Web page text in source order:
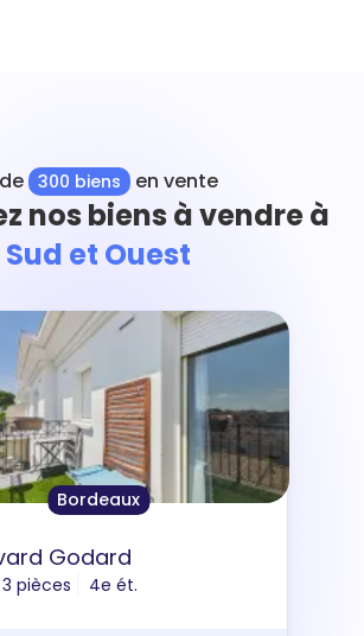
300 biens en vente
nos biens à vendre à
Sud et Ouest
Bordeaux
Godard
3 pièces 4e ét.